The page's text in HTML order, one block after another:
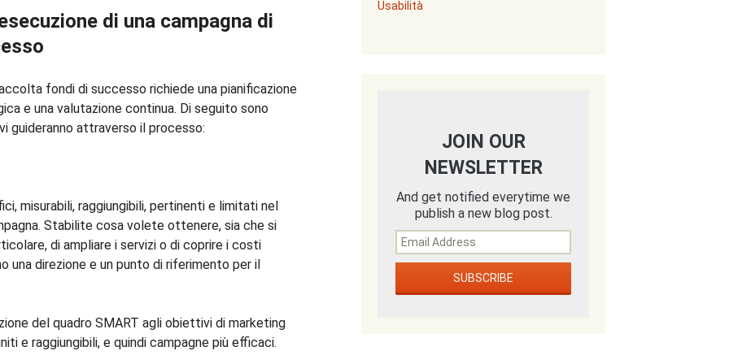
di una campagna di
fondi di successo richiede una pianificazione
e una valutazione continua. Di seguito sono
guideranno attraverso il processo:
misurabili, raggiungibili, pertinenti e limitati nel
Stabilite cosa volete ottenere, sia che si
di ampliare i servizi o di coprire i costi
una direzione e un punto di riferimento per il
del quadro SMART agli obiettivi di marketing
e raggiungibili, e quindi campagne più efficaci.
Usabilità
JOIN OUR
NEWSLETTER
And get notified everytime we
publish a new blog post.